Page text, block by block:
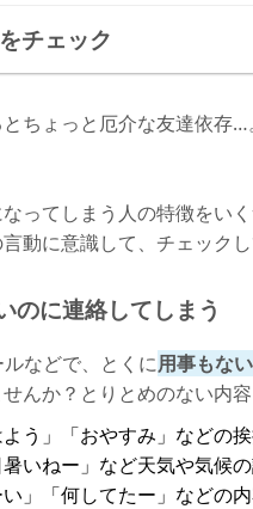
チェック
ちょっと厄介な友達依存
ってしまう人の特徴をい
動に意識して、チェック
のに連絡してしまう
ルなどで、とくに用事もな
んか？とりとめのない内
よう」「おやすみ」などの
暑いねー」など天気や気候
い」「何してたー」などの